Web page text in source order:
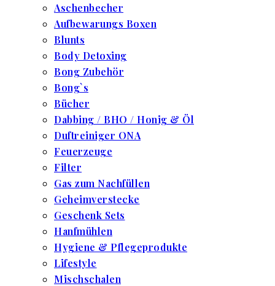
Aschenbecher
Aufbewarungs Boxen
Blunts
Body Detoxing
Bong Zubehör
Bong`s
Bücher
Dabbing / BHO / Honig & Öl
Duftreiniger ONA
Feuerzeuge
Filter
Gas zum Nachfüllen
Geheimverstecke
Geschenk Sets
Hanfmühlen
Hygiene & Pflegeprodukte
Lifestyle
Mischschalen